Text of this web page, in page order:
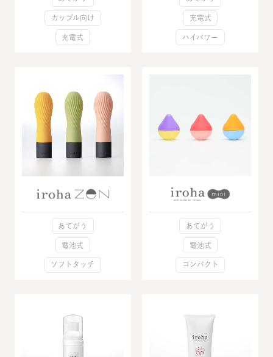
カップル向け
充電式
充電式
ハイパワー
あてがう
電池式
ソフトタッチ
あてがう
電池式
コンパクト